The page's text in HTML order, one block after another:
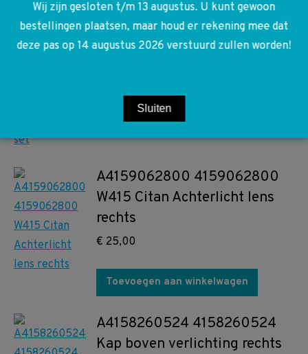
A6229930396 6229930396
OM622 W447 Vito W415 Citan
V-riem met spanner set
Toevoegen aan winkelwagen
A4159062800 4159062800
W415 Citan Achterlicht lens
rechts
€ 25,00
Toevoegen aan winkelwagen
A4158260524 4158260524
Kap boven verlichting rechts
Wij zijn gesloten t/m 13 augustus. U kunt gewoon
bestellingen plaatsen, maar houd er rekening mee dat
deze pas op 14 augustus 2026 verstuurd zullen worden!
Sluiten